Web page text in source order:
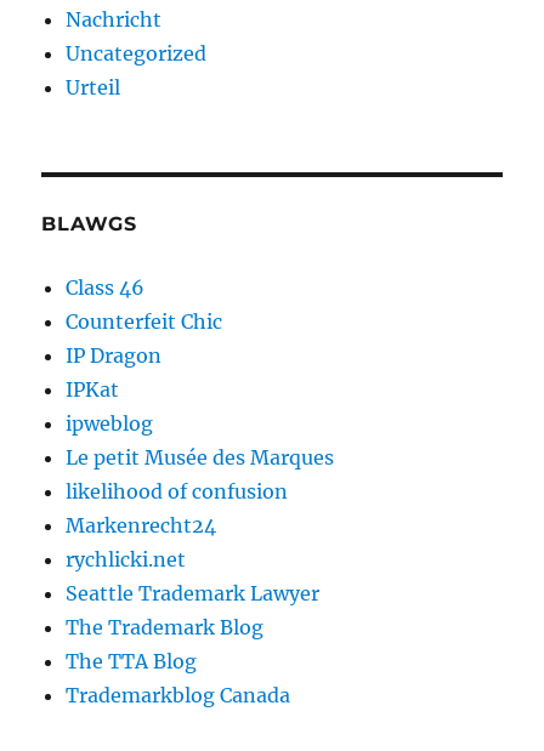
Nachricht
Uncategorized
Urteil
BLAWGS
Class 46
Counterfeit Chic
IP Dragon
IPKat
ipweblog
Le petit Musée des Marques
likelihood of confusion
Markenrecht24
rychlicki.net
Seattle Trademark Lawyer
The Trademark Blog
The TTA Blog
Trademarkblog Canada